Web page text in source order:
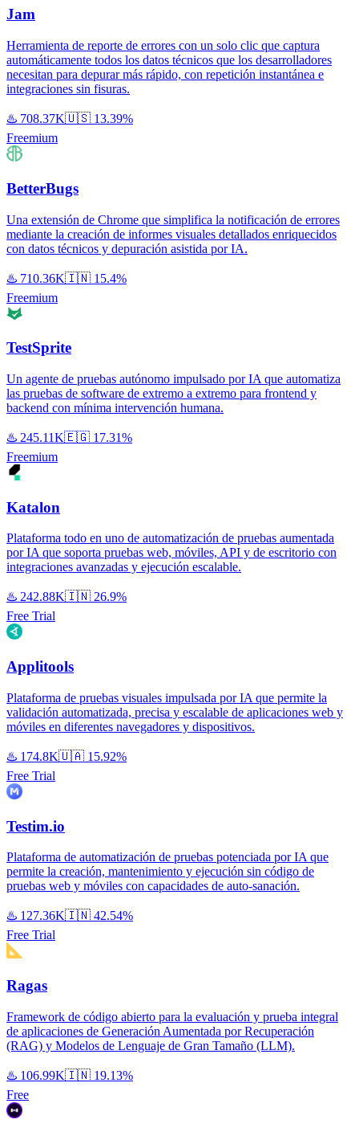
Jam
Herramienta de reporte de errores con un solo clic que captura
automáticamente todos los datos técnicos que los desarrolladores
necesitan para depurar más rápido, con repetición instantánea e
integraciones sin fisuras.
♨️ 708.37K🇺🇸 13.39%
Freemium
BetterBugs
Una extensión de Chrome que simplifica la notificación de errores
mediante la creación de informes visuales detallados enriquecidos
con datos técnicos y depuración asistida por IA.
♨️ 710.36K🇮🇳 15.4%
Freemium
TestSprite
Un agente de pruebas autónomo impulsado por IA que automatiza
las pruebas de software de extremo a extremo para frontend y
backend con mínima intervención humana.
♨️ 245.11K🇪🇬 17.31%
Freemium
Katalon
Plataforma todo en uno de automatización de pruebas aumentada
por IA que soporta pruebas web, móviles, API y de escritorio con
integraciones avanzadas y ejecución escalable.
♨️ 242.88K🇮🇳 26.9%
Free Trial
Applitools
Plataforma de pruebas visuales impulsada por IA que permite la
validación automatizada, precisa y escalable de aplicaciones web y
móviles en diferentes navegadores y dispositivos.
♨️ 174.8K🇺🇦 15.92%
Free Trial
Testim.io
Plataforma de automatización de pruebas potenciada por IA que
permite la creación, mantenimiento y ejecución sin código de
pruebas web y móviles con capacidades de auto-sanación.
♨️ 127.36K🇮🇳 42.54%
Free Trial
Ragas
Framework de código abierto para la evaluación y prueba integral
de aplicaciones de Generación Aumentada por Recuperación
(RAG) y Modelos de Lenguaje de Gran Tamaño (LLM).
♨️ 106.99K🇮🇳 19.13%
Free